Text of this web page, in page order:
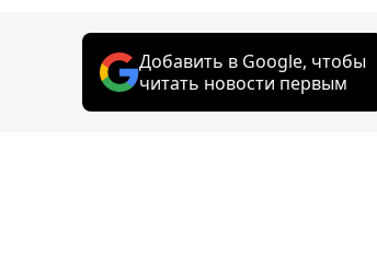
Добавить в Google, чтобы
читать новости первым